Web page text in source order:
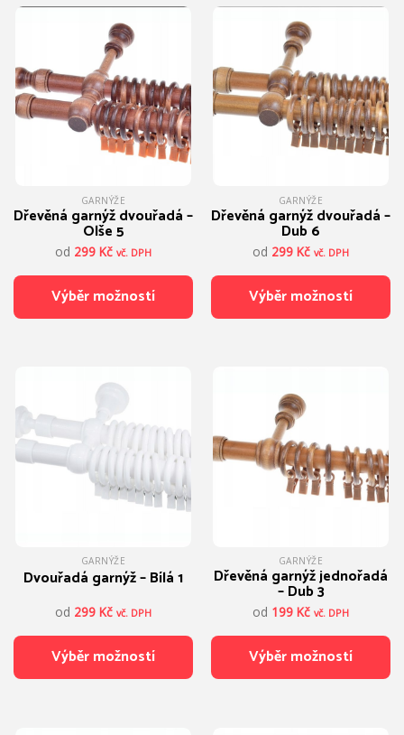
GARNÝŽE
Dřevěná garnýž dvouřadá –
Olše 5
od 299 Kč vč. DPH
Výběr možností
více
Možnosti
vybrat
na
stránce
GARNÝŽE
Dřevěná garnýž dvouřadá –
Dub 6
od 299 Kč vč. DPH
Výběr možností
variant.
Možnosti
lze
vybrat
na
stránce
GARNÝŽE
Dvouřadá garnýž – Bílá 1
od 299 Kč vč. DPH
Výběr možností
GARNÝŽE
Dřevěná garnýž jednořadá
– Dub 3
od 199 Kč vč. DPH
Výběr možností